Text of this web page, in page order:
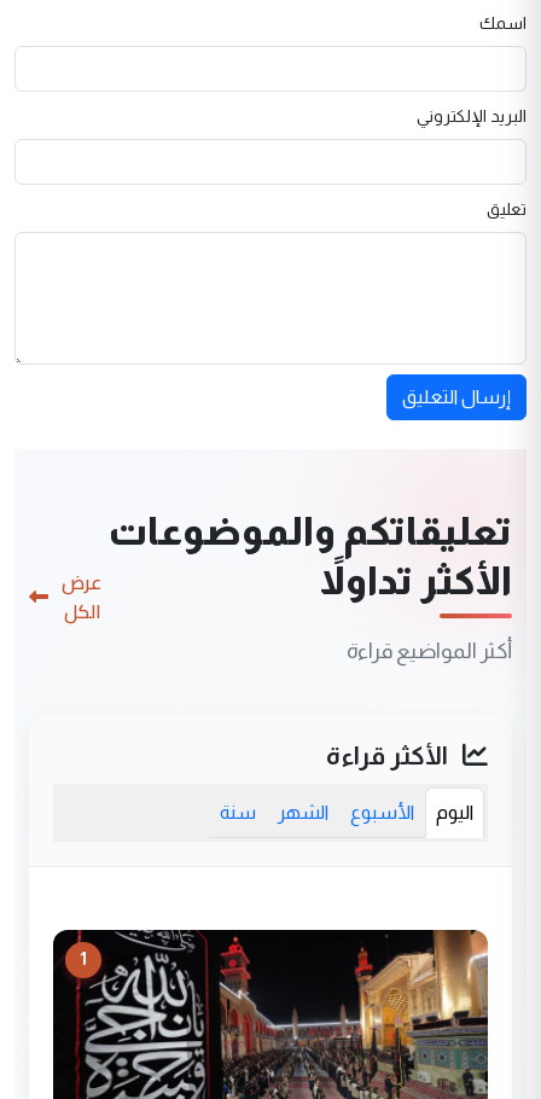
اسمك
البريد الإلكتروني
تعليق
إرسال التعليق
تعليقاتكم والموضوعات
الأكثر تداولاً
أكثر المواضيع قراءة
عرض
الكل
الأكثر قراءة
اليوم الأسبوع الشهر سنة
1